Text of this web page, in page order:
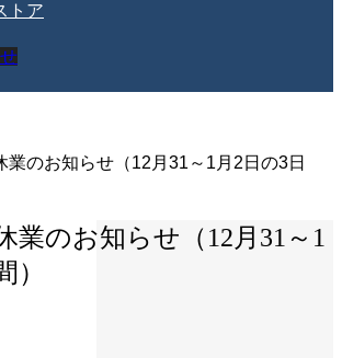
トア
業のお知らせ（12月31～1月2日の3日
業のお知らせ（12月31～1
）